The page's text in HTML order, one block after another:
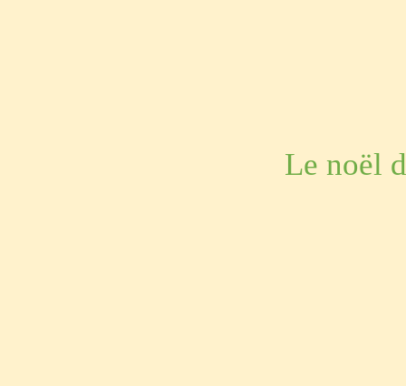
Le noël